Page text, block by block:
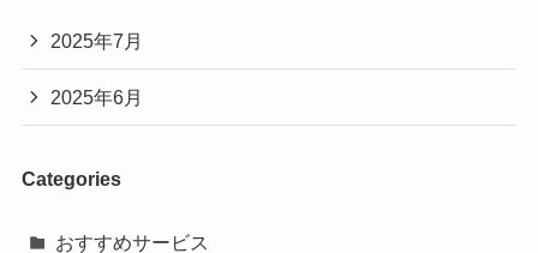
2025年7月
2025年6月
Categories
おすすめサービス